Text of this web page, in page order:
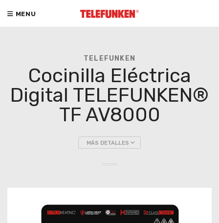
MENU
TELEFUNKEN
Cocinilla Eléctrica
Digital TELEFUNKEN®
TF AV8000
MÁS DETALLES